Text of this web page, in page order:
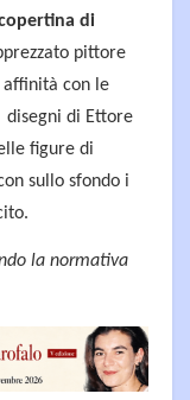
di
pittore
con le
di Ettore
figure di
sullo sfondo i
la normativa